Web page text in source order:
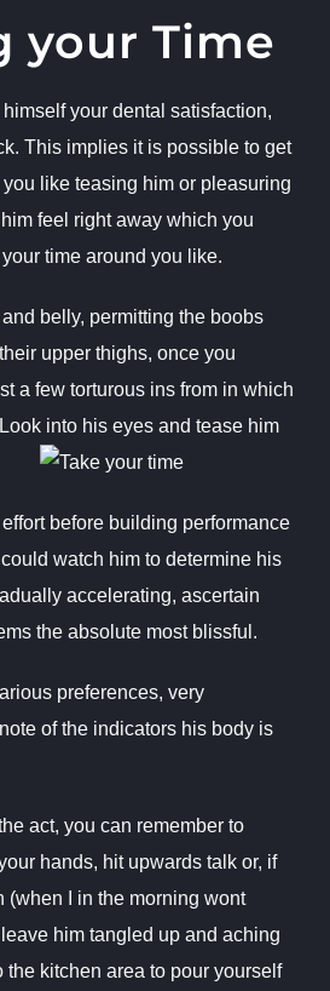
your Time
your dental satisfaction,
This implies it is possible to get
like teasing him or pleasuring
feel right away which you
time around you like.
belly, permitting the boobs
upper thighs, once you
a few torturous ins from in which
into his eyes and tease him
before building performance
watch him to determine his
accelerating, ascertain
the absolute most blissful.
preferences, very
of the indicators his body is
act, you can remember to
hands, hit upwards talk or, if
(when I in the morning wont
him tangled up and aching
the kitchen area to pour yourself